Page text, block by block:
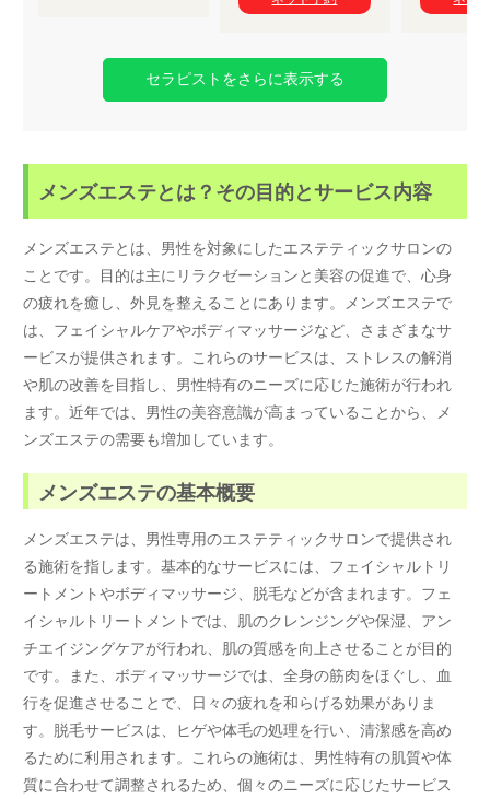
セラピストをさらに表示する
メンズエステとは？その目的とサービス内容
メンズエステとは、男性を対象にしたエステティックサロンの
ことです。目的は主にリラクゼーションと美容の促進で、心身
の疲れを癒し、外見を整えることにあります。メンズエステで
は、フェイシャルケアやボディマッサージなど、さまざまなサ
ービスが提供されます。これらのサービスは、ストレスの解消
や肌の改善を目指し、男性特有のニーズに応じた施術が行われ
ます。近年では、男性の美容意識が高まっていることから、メ
ンズエステの需要も増加しています。
メンズエステの基本概要
メンズエステは、男性専用のエステティックサロンで提供され
る施術を指します。基本的なサービスには、フェイシャルトリ
ートメントやボディマッサージ、脱毛などが含まれます。フェ
イシャルトリートメントでは、肌のクレンジングや保湿、アン
チエイジングケアが行われ、肌の質感を向上させることが目的
です。また、ボディマッサージでは、全身の筋肉をほぐし、血
行を促進させることで、日々の疲れを和らげる効果がありま
す。脱毛サービスは、ヒゲや体毛の処理を行い、清潔感を高め
るために利用されます。これらの施術は、男性特有の肌質や体
質に合わせて調整されるため、個々のニーズに応じたサービス